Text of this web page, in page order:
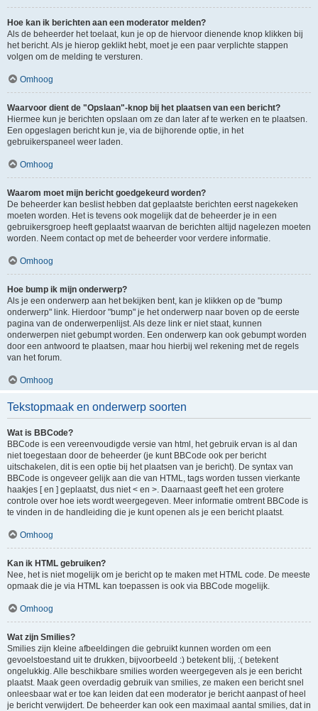
Hoe kan ik berichten aan een moderator melden?
Als de beheerder het toelaat, kun je op de hiervoor dienende knop klikken bij
het bericht. Als je hierop geklikt hebt, moet je een paar verplichte stappen
volgen om de melding te versturen.
Omhoog
Waarvoor dient de "Opslaan"-knop bij het plaatsen van een bericht?
Hiermee kun je berichten opslaan om ze dan later af te werken en te plaatsen.
Een opgeslagen bericht kun je, via de bijhorende optie, in het
gebruikerspaneel weer laden.
Omhoog
Waarom moet mijn bericht goedgekeurd worden?
De beheerder kan beslist hebben dat geplaatste berichten eerst nagekeken
moeten worden. Het is tevens ook mogelijk dat de beheerder je in een
gebruikersgroep heeft geplaatst waarvan de berichten altijd nagelezen moeten
worden. Neem contact op met de beheerder voor verdere informatie.
Omhoog
Hoe bump ik mijn onderwerp?
Als je een onderwerp aan het bekijken bent, kan je klikken op de "bump
onderwerp" link. Hierdoor "bump" je het onderwerp naar boven op de eerste
pagina van de onderwerpenlijst. Als deze link er niet staat, kunnen
onderwerpen niet gebumpt worden. Een onderwerp kan ook gebumpt worden
door een antwoord te plaatsen, maar hou hierbij wel rekening met de regels
van het forum.
Omhoog
Tekstopmaak en onderwerp soorten
Wat is BBCode?
BBCode is een vereenvoudigde versie van html, het gebruik ervan is al dan
niet toegestaan door de beheerder (je kunt BBCode ook per bericht
uitschakelen, dit is een optie bij het plaatsen van je bericht). De syntax van
BBCode is ongeveer gelijk aan die van HTML, tags worden tussen vierkante
haakjes [ en ] geplaatst, dus niet < en >. Daarnaast geeft het een grotere
controle over hoe iets wordt weergegeven. Meer informatie omtrent BBCode is
te vinden in de handleiding die je kunt openen als je een bericht plaatst.
Omhoog
Kan ik HTML gebruiken?
Nee, het is niet mogelijk om je bericht op te maken met HTML code. De meeste
opmaak die je via HTML kan toepassen is ook via BBCode mogelijk.
Omhoog
Wat zijn Smilies?
Smilies zijn kleine afbeeldingen die gebruikt kunnen worden om een
gevoelstoestand uit te drukken, bijvoorbeeld :) betekent blij, :( betekent
ongelukkig. Alle beschikbare smilies worden weergegeven als je een bericht
plaatst. Maak geen overdadig gebruik van smilies, ze maken een bericht snel
onleesbaar wat er toe kan leiden dat een moderator je bericht aanpast of heel
je bericht verwijdert. De beheerder kan ook een maximaal aantal smilies, dat in